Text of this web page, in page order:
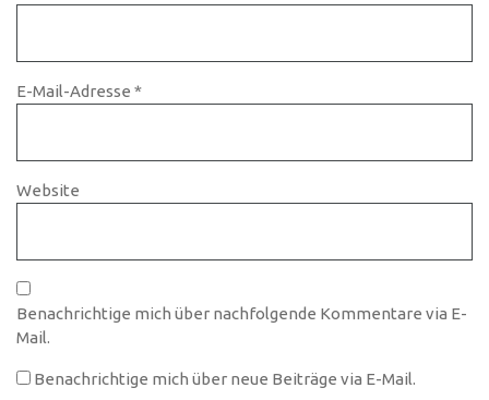
E-Mail-Adresse *
Website
Benachrichtige mich über nachfolgende Kommentare via E-
Mail.
Benachrichtige mich über neue Beiträge via E-Mail.